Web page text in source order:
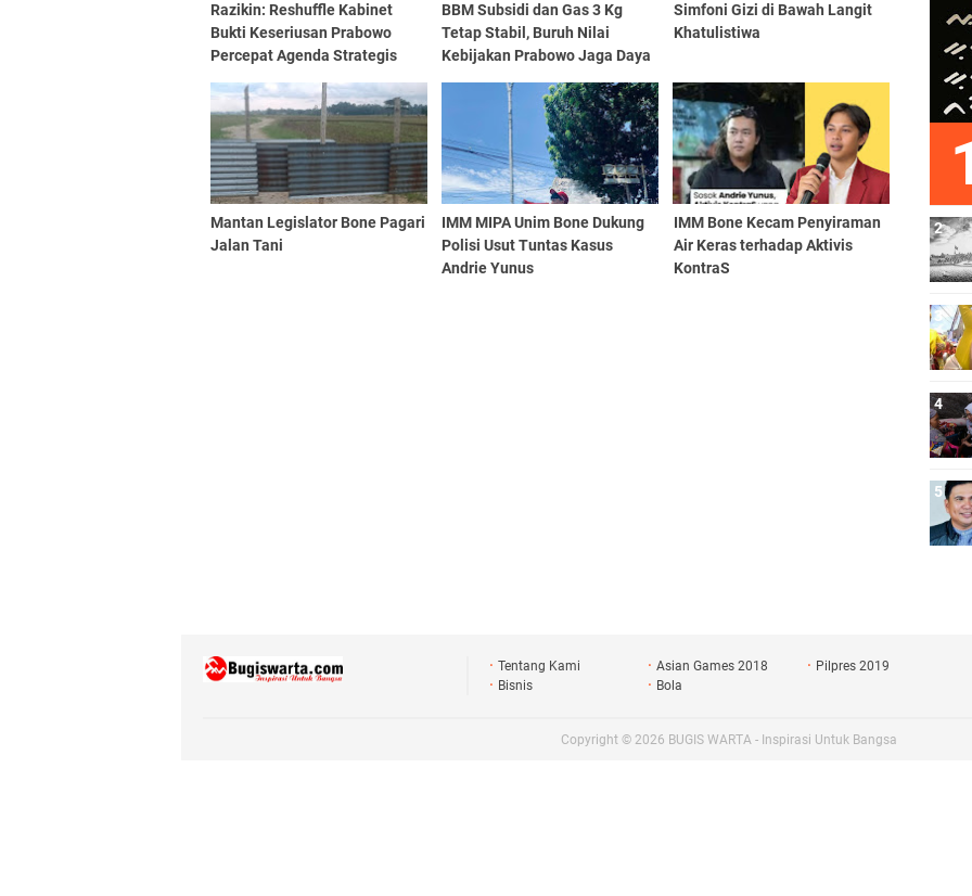
Razikin: Reshuffle Kabinet
Bukti Keseriusan Prabowo
Percepat Agenda Strategis
BBM Subsidi dan Gas 3 Kg
Tetap Stabil, Buruh Nilai
Kebijakan Prabowo Jaga Daya
​Simfoni Gizi di Bawah Langit
Khatulistiwa
Mantan Legislator Bone Pagari
Jalan Tani
IMM MIPA Unim Bone Dukung
Polisi Usut Tuntas Kasus
Andrie Yunus
IMM Bone Kecam Penyiraman
Air Keras terhadap Aktivis
KontraS
Tentang Kami Asian Games 2018
Pilpres 2019
Bisnis
Bola
Copyright © 2026 BUGIS WARTA - Inspirasi Untuk Bangsa